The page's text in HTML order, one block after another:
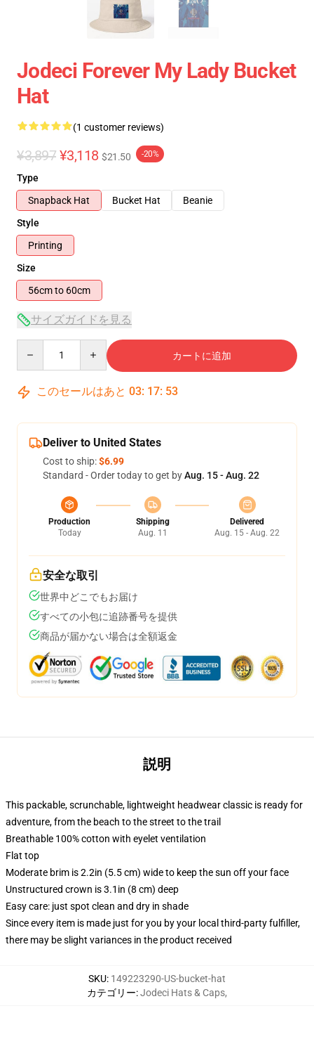
Jodeci Forever My Lady Bucket
Hat
(1 customer reviews)
¥3,897 ¥3,118 $21.50 -20%
Type
Snapback Hat
Bucket Hat
Beanie
Style
Printing
Size
56cm to 60cm
サイズガイドを見る
カートに追加
このセールはあと 03: 17: 52
Deliver to United States
Cost to ship:$6.99
Standard - Order today to get byAug. 15 - Aug. 22
Production
Today
Shipping
Aug. 11
Delivered
Aug. 15 - Aug. 22
安全な取引
世界中どこでもお届け
すべての小包に追跡番号を提供
商品が届かない場合は全額返金
説明
This packable, scrunchable, lightweight headwear classic is ready for
adventure, from the beach to the street to the trail
Breathable 100% cotton with eyelet ventilation
Flat top
Moderate brim is 2.2in (5.5 cm) wide to keep the sun off your face
Unstructured crown is 3.1in (8 cm) deep
Easy care: just spot clean and dry in shade
Since every item is made just for you by your local third-party fulfiller,
there may be slight variances in the product received
SKU: 149223290-US-bucket-hat
カテゴリー:Jodeci Hats & Caps,